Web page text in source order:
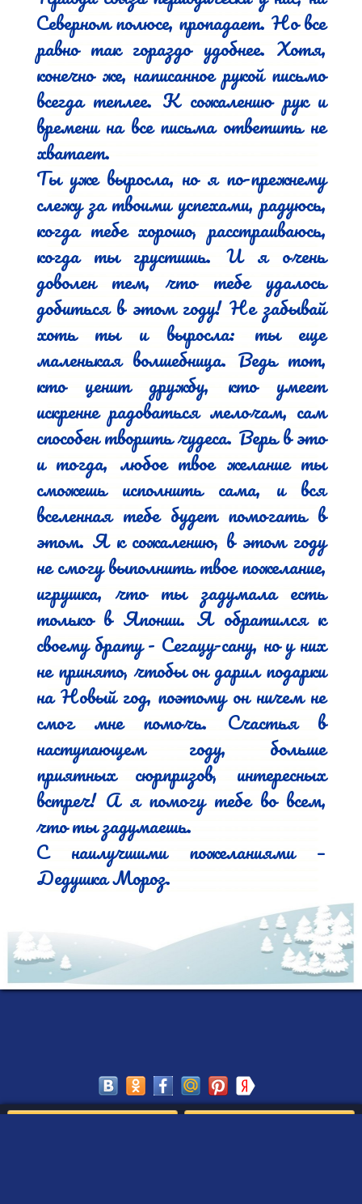
Северном полюсе, пропадает. Но все
равно так гораздо удобнее. Хотя,
конечно же, написанное рукой письмо
всегда теплее. К сожалению рук и
времени на все письма ответить не
хватает.
Ты уже выросла, но я по-прежнему
слежу за твоими успехами, радуюсь,
когда тебе хорошо, расстраиваюсь,
когда ты грустишь. И я очень
доволен тем, что тебе удалось
добиться в этом году! Не забывай
хоть ты и выросла: ты еще
маленькая волшебница. Ведь тот,
кто ценит дружбу, кто умеет
искренне радоваться мелочам, сам
способен творить чудеса. Верь в это
и тогда, любое твое желание ты
сможешь исполнить сама, и вся
вселенная тебе будет помогать в
этом. Я к сожалению, в этом году
не смогу выполнить твое пожелание,
игрушка, что ты задумала есть
только в Японии. Я обратился к
своему брату - Сегацу-сану, но у них
не принято, чтобы он дарил подарки
на Новый год, поэтому он ничем не
смог мне помочь. Счастья в
наступающем году, больше
приятных сюрпризов, интересных
встреч! А я помогу тебе во всем,
что ты задумаешь.
С наилучшими пожеланиями –
Дедушка Мороз.